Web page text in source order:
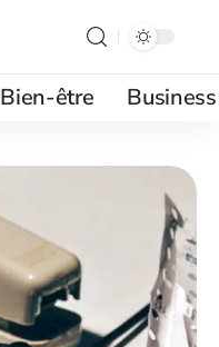
Bien-être Business